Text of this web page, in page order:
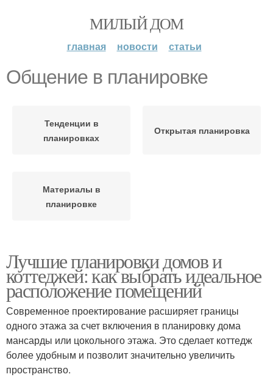
МИЛЫЙ ДОМ
главная новости статьи
Общение в планировке
Тенденции в
планировках
Открытая планировка
Материалы в
планировке
Лучшие планировки домов и
коттеджей: как выбрать идеальное
расположение помещений
Современное проектирование расширяет границы
одного этажа за счет включения в планировку дома
мансарды или цокольного этажа. Это сделает коттедж
более удобным и позволит значительно увеличить
пространство.